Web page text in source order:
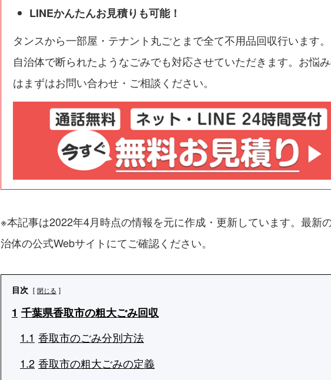
LINEかんたんお見積りも可能！
タンスから一部屋・テナント丸ごとまで全て不用品回収行います。
自治体で断られたようなごみでも対応させていただきます。お悩
はまずはお問い合わせ・ご相談ください。
※本記事は2022年4月時点の情報を元に作成・更新しています。最新
治体の公式Webサイトにてご確認ください。
目次 閉じる
1 千葉県香取市の粗大ごみ回収
1.1 香取市のごみ分別方法
1.2 香取市の粗大ごみの定義